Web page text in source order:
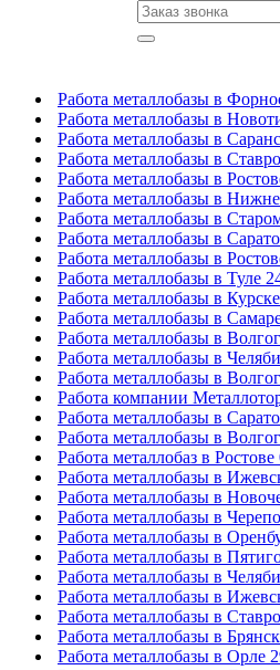
Работа металлобазы в
Работа металлобазы в
Работа металлобазы в
Работа металлобазы в
Работа металлобазы в
Работа металлобазы в
Работа металлобазы в
Работа металлобазы в
Работа металлобазы в
Работа металлобазы в Туле
Работа металлобазы в
Работа металлобазы в
Работа металлобазы в
Работа металлобазы в
Работа металлобазы в
Работа компании
Работа металлобазы в
Работа металлобазы в
Работа металлобаз в
Работа металлобазы в
Работа металлобазы в
Работа металлобазы в
Работа металлобазы в
Работа металлобазы в
Работа металлобазы в
Работа металлобазы в
Работа металлобазы в
Работа металлобазы в
Работа металлобазы в Орле